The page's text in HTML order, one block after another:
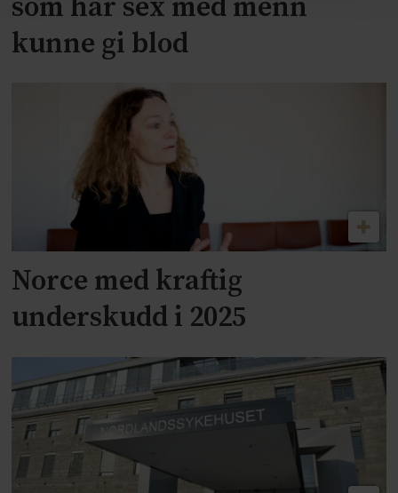
som har sex med menn
kunne gi blod
Norce med kraftig
underskudd i 2025